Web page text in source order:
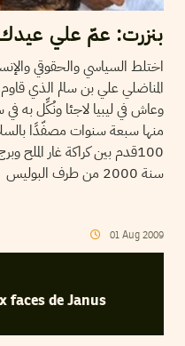
بنزرت: عمّ علي
اختلط السياسي والحقوقي
المناضلي علي بن سالم الذي
وعاش في ليبيا لاجئا ونُكِّل به
منها سبعة سنوات مصفّدًا
100قدم بين كراكة غار
سنة 2000 من طرف البوليس
01 Aug 2009
faces de Janus